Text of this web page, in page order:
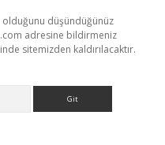
olduğunu düşündüğünüz
adresine bildirmeniz
sitemizden kaldırılacaktır.